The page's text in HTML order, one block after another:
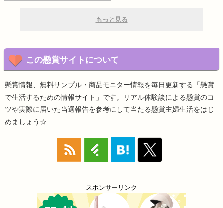
もっと見る
この懸賞サイトについて
懸賞情報、無料サンプル・商品モニター情報を毎日更新する「懸賞
で生活するための情報サイト」です。リアル体験談による懸賞のコ
ツや実際に届いた当選報告を参考にして当たる懸賞主婦生活をはじ
めましょう☆
スポンサーリンク